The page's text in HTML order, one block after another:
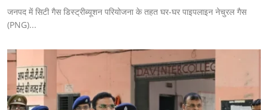
जनपद में सिटी गैस डिस्ट्रीब्यूशन परियोजना के तहत घर-घर पाइपलाइन नेचुरल गैस
(PNG)...